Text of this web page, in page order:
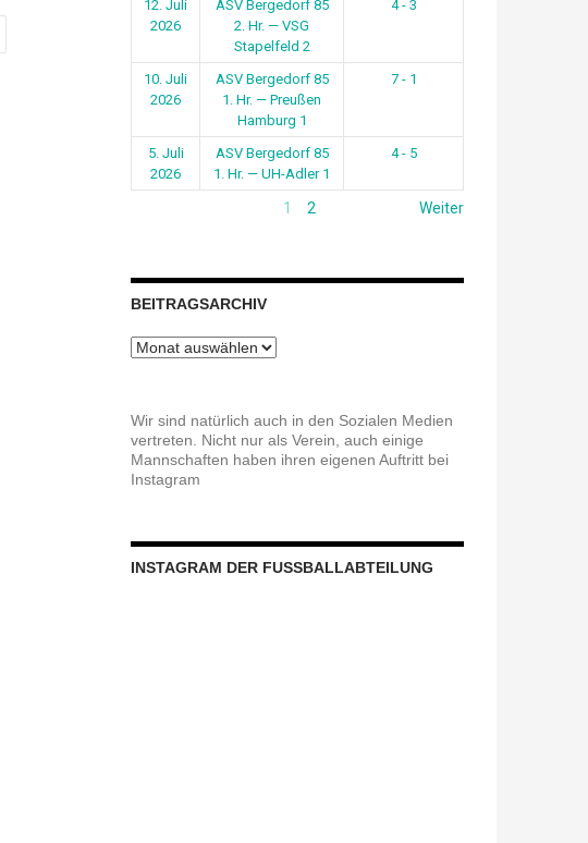
12. Juli
2026
ASV Bergedorf 85
2. Hr. — VSG
Stapelfeld 2
4 - 3
10. Juli
2026
ASV Bergedorf 85
1. Hr. — Preußen
Hamburg 1
7 - 1
5. Juli
2026
ASV Bergedorf 85
1. Hr. — UH-Adler 1
4 - 5
1 2 Weiter
BEITRAGSARCHIV
Beitragsarchiv
Wir sind natürlich auch in den Sozialen Medien
vertreten. Nicht nur als Verein, auch einige
Mannschaften haben ihren eigenen Auftritt bei
Instagram
INSTAGRAM DER FUSSBALLABTEILUNG